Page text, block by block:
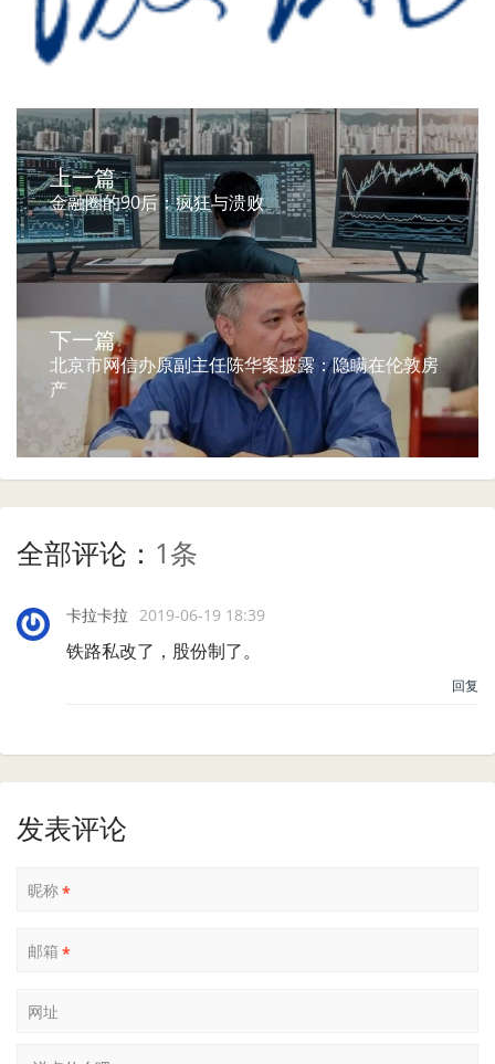
上一篇
金融圈的90后：疯狂与溃败
下一篇
北京市网信办原副主任陈华案披露：隐瞒在伦敦房
产
全部评论： 1条
卡拉卡拉 2019-06-19 18:39
铁路私改了，股份制了。
回复
发表评论
昵称*
邮箱 *
网址